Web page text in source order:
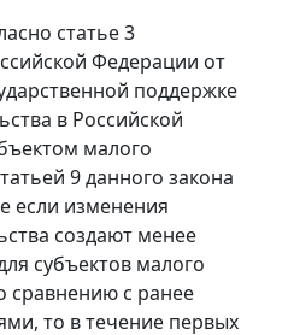
статье 3
Федерации от
поддержке
в Российской
малого
9данного закона
если изменения
создают менее
субъектов малого
сравнению с ранее
то в течение первых